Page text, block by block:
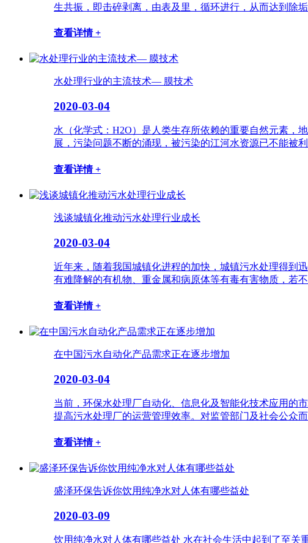
生共振，即击碎剥离，由表及里，循环进行，从而达到除
查看详情 +
水处理行业的主流技术— 膜技术
2020-03-04
水（化学式：H2O）是人类生存所依赖的重要自然元素，
展，污染问题不断的涌现，被污染的江河水资源已不能被
查看详情 +
浅谈城镇化推动污水处理行业成长
2020-03-04
近年来，随着我国城镇化进程的加快，城镇污水处理得到
有难降解的有机物、重金属和病原体等有毒有害物质，若
查看详情 +
在中国污水自动化产品需求正在逐步增加
2020-03-04
当前，环保水处理厂自动化、信息化及智能化技术应用的
提高污水处理厂的运营管理效率。对监管部门及社会公众
查看详情 +
盛泽环保告诉你饮用纯净水对人体有哪些益处
2020-03-09
饮用纯净水对人体有哪些益处 水在社会生活中起到了至